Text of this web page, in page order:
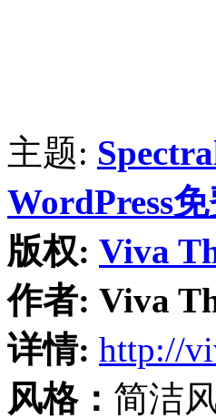
主题:
WordPress
版权: Viva
作者: Viva
详情: http://
风格： 简洁